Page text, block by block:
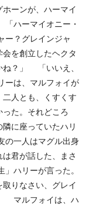
ホーンが、ハーマイ
ハーマイオニー・
？グレインジャ
を創立したヘクタ
ね？」 「いいえ、
は、マルフォイが
人とも、くすくす
た。それどころ
に座っていたハリ
一人はマグル出身
君が話した、まさ
ハリーが言った。
りなさい、グレイ
マルフォイは、ハ